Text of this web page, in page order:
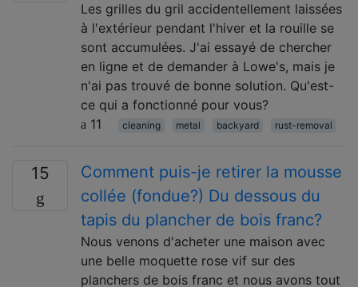
Les grilles du gril accidentellement laissées
à l'extérieur pendant l'hiver et la rouille se
sont accumulées. J'ai essayé de chercher
en ligne et de demander à Lowe's, mais je
n'ai pas trouvé de bonne solution. Qu'est-
ce qui a fonctionné pour vous?
11
cleaning metal backyard rust-removal
15
Comment puis-je retirer la mousse
collée (fondue?) Du dessous du
tapis du plancher de bois franc?
Nous venons d'acheter une maison avec
une belle moquette rose vif sur des
planchers de bois franc et nous avons tout